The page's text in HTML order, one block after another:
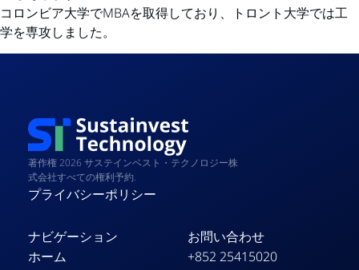
コロンビア大学でMBAを取得しており、トロント大学では工
学を専攻しました。
著作権 2026 サステインベスト・テクノロジー株
式会社すべての権利予約.
プライバシーポリシー
ナビゲーション
ホーム
お問い合わせ
+852 25415020